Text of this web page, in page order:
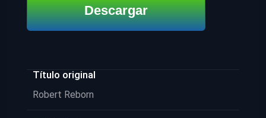
Descargar
Título original
Robert Reborn